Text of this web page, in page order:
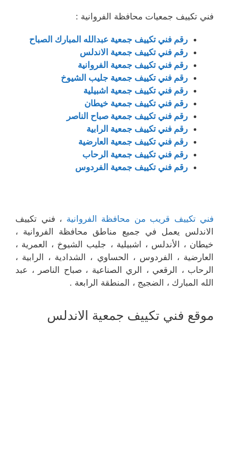
فني تكييف جمعيات محافظة الفروانية :
رقم فني تكييف جمعية عبدالله المبارك الصباح
رقم فني تكييف جمعية الاندلس
رقم فني تكييف جمعية الفروانية
رقم فني تكييف جمعية جليب الشيوخ
رقم فني تكييف جمعية اشبيلية
رقم فني تكييف جمعية خيطان
رقم فني تكييف جمعية صباح الناصر
رقم فني تكييف جمعية الرابية
رقم فني تكييف جمعية العارضية
رقم فني تكييف جمعية الرحاب
رقم فني تكييف جمعية الفردوس
فني تكييف قريب من محافظة الفروانية ، فني تكييف
الاندلس يعمل في جميع مناطق محافظة الفروانية ،
خيطان ، الأندلس ، اشبيلية ، جليب الشيوخ ، العمرية ،
العارضية ، الفردوس ، الحساوي ، الشدادية ، الرابية ،
الرحاب ، الرقعي ، الري الصناعية ، صباح الناصر ، عبد
الله المبارك ، الضجيج ، المنطقة الرابعة .
موقع فني تكييف جمعية الاندلس